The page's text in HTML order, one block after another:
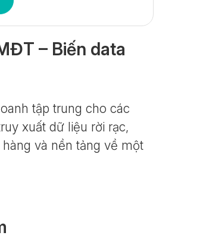
– Biến data
tập trung cho các
xuất dữ liệu rời rạc,
và nền tảng về một